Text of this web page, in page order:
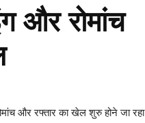
और रोमांच
और रफ्तार का खेल शुरु होने जा रहा